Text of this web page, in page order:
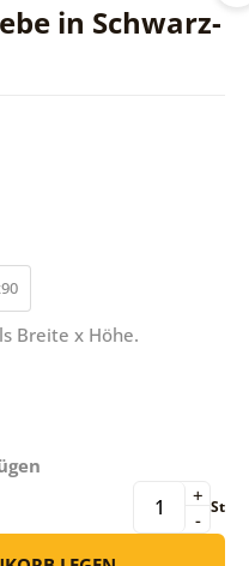
in Schwarz-
Breite x Höhe.
-
+ St